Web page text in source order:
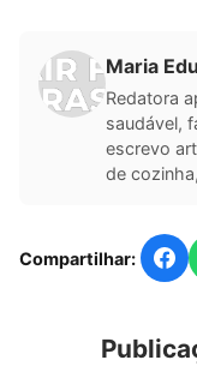
Maria
Redatora
saudável,
escrevo
de
Compartilhar: